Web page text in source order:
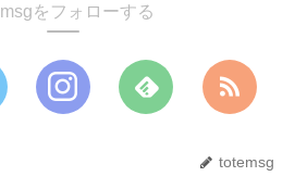
をフォローする
totemsg